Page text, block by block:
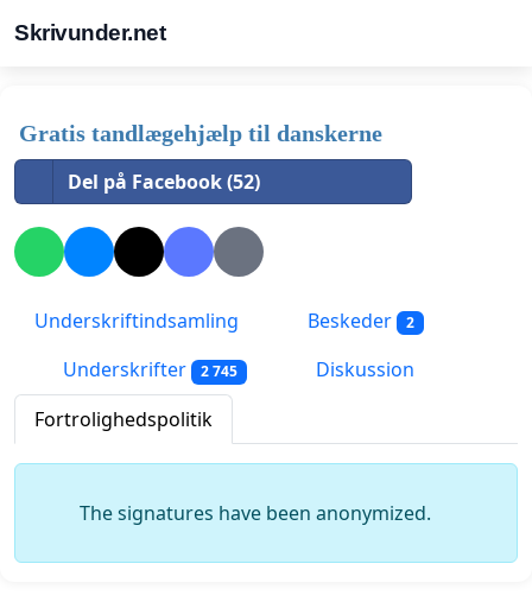
Skrivunder.net
Gratis tandlægehjælp til danskerne
Del på Facebook (52)
Underskriftindsamling Beskeder 2
Underskrifter 2 745
Diskussion
Fortrolighedspolitik
The signatures have been anonymized.